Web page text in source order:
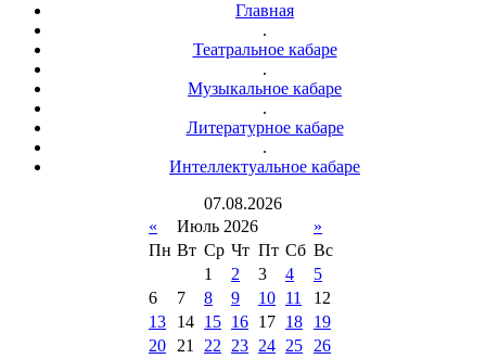
Главная
.
Театральное кабаре
.
Музыкальное кабаре
.
Литературное кабаре
.
Интеллектуальное кабаре
07.08.2026
«
Июль 2026
»
Пн Вт Ср Чт Пт Сб Вс
1
2 3 4
5
6
7 8 9 10 11
12
13
14 15 16 17 18
19
20
21 22 23 24 25
26